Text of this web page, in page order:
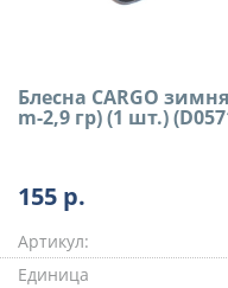
Блесна CARGO
m-2,9 гр) (1 шт.)
155 р.
Артикул:
Единица